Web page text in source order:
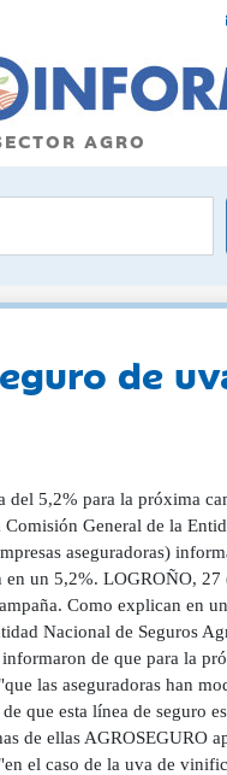
AGRO
de
5,2% para la próxima
General de la
aseguradoras)
un 5,2%. LOGROÑO, 27
Como explican en
Nacional de Seguros
de que para la
las aseguradoras han
que esta línea de seguro
de ellas AGROSEGURO
el caso de la uva de